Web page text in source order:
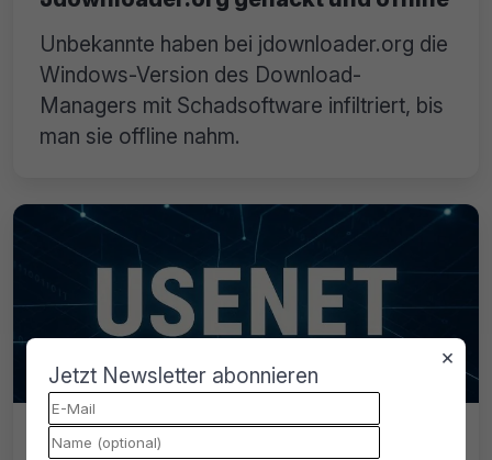
Unbekannte haben bei jdownloader.org die
Windows-Version des Download-
Managers mit Schadsoftware infiltriert, bis
man sie offline nahm.
Usenet-Foren September 2025
×
Jetzt Newsletter abonnieren